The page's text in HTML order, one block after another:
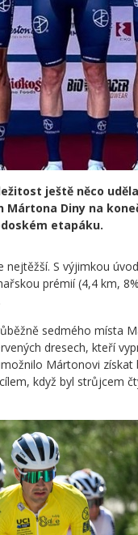
ještě něco
Diny na
etapáku.
S výjimkou
prémií (4,4 km,
sedmého místa
dresech, kteří
Mártonovi získat
když byl strůjcem